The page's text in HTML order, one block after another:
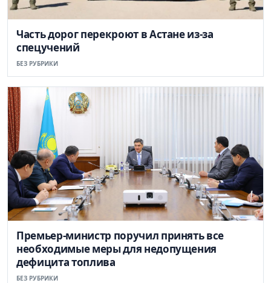
Часть дорог перекроют в Астане из-за
спецучений
БЕЗ РУБРИКИ
Премьер-министр поручил принять все
необходимые меры для недопущения
дефицита топлива
БЕЗ РУБРИКИ